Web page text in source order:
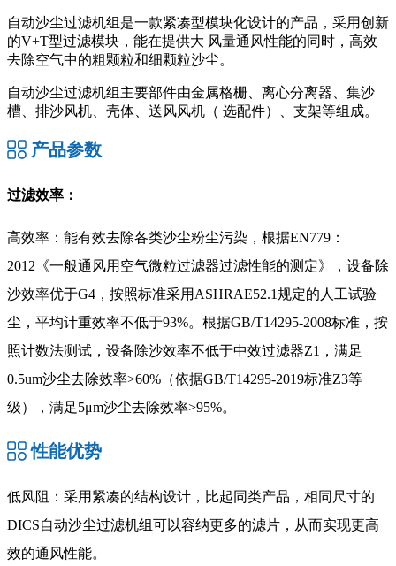
自动沙尘过滤机组是一款紧凑型模块化设计的产品，采用创新
的V+T型过滤模块，能在提供大 风量通风性能的同时，高效
去除空气中的粗颗粒和细颗粒沙尘。
自动沙尘过滤机组主要部件由金属格栅、离心分离器、集沙
槽、排沙风机、壳体、送风风机（ 选配件）、支架等组成。
产品参数
过滤效率：
高效率：能有效去除各类沙尘粉尘污染，根据EN779：
2012《一般通风用空气微粒过滤器过滤性能的测定》，设备除
沙效率优于G4，按照标准采用ASHRAE52.1规定的人工试验
尘，平均计重效率不低于93%。根据GB/T14295-2008标准，按
照计数法测试，设备除沙效率不低于中效过滤器Z1，满足
0.5um沙尘去除效率>60%（依据GB/T14295-2019标准Z3等
级），满足5μm沙尘去除效率>95%。
性能优势
低风阻：采用紧凑的结构设计，比起同类产品，相同尺寸的
DICS自动沙尘过滤机组可以容纳更多的滤片，从而实现更高
效的通风性能。